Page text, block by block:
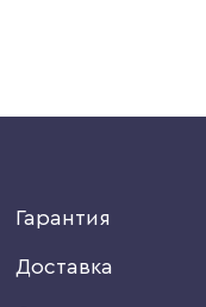
Гарантия
Доставка